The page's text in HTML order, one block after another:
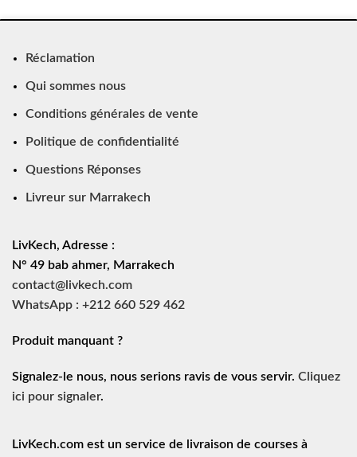
Réclamation
Qui sommes nous
Conditions générales de vente
Politique de confidentialité
Questions Réponses
Livreur sur Marrakech
LivKech, Adresse :
N° 49 bab ahmer, Marrakech
contact@livkech.com
WhatsApp : +212 660 529 462
Produit manquant ?
Signalez-le nous, nous serions ravis de vous servir. Cliquez
ici pour signaler.
LivKech.com est un service de
livraison de courses à